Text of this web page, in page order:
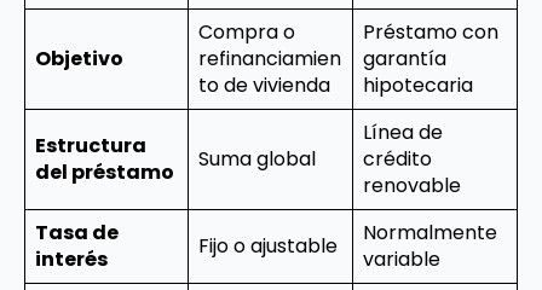
Objetivo
Compra o
refinanciamien
to de vivienda
Préstamo con
garantía
hipotecaria
Estructura
del préstamo
Suma global
Línea de
crédito
renovable
Tasa de
interés
Fijo o ajustable
Normalmente
variable